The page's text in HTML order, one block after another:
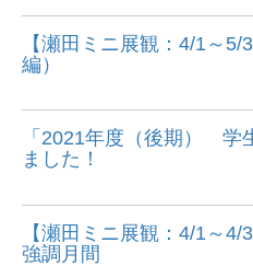
【瀬田ミニ展観：4/1～
編）
「2021年度（後期） 学
ました！
【瀬田ミニ展観：4/1～
強調月間